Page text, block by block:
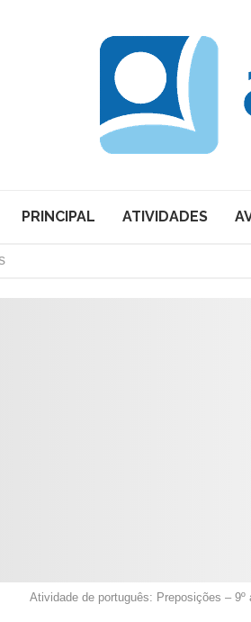
PRINCIPAL ATIVIDADES
Atividade de português: Preposições – 9º